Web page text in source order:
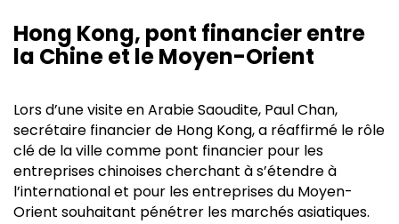
Hong Kong, pont financier entre
la Chine et le Moyen-Orient
Lors d’une visite en Arabie Saoudite, Paul Chan,
secrétaire financier de Hong Kong, a réaffirmé le rôle
clé de la ville comme pont financier pour les
entreprises chinoises cherchant à s’étendre à
l’international et pour les entreprises du Moyen-
Orient souhaitant pénétrer les marchés asiatiques.